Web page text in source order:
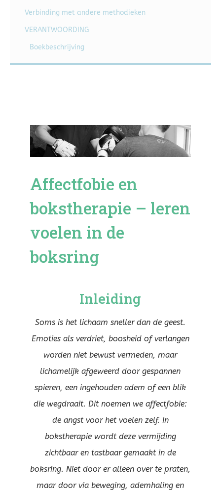
Verbinding met andere methodieken
VERANTWOORDING
Boekbeschrijving
Affectfobie en
bokstherapie – leren
voelen in de
boksring
Inleiding
Soms is het lichaam sneller dan de geest.
Emoties als verdriet, boosheid of verlangen
worden niet bewust vermeden, maar
lichamelijk afgeweerd door gespannen
spieren, een ingehouden adem of een blik
die wegdraait. Dit noemen we affectfobie:
de angst voor het voelen zelf. In
bokstherapie wordt deze vermijding
zichtbaar en tastbaar gemaakt in de
boksring. Niet door er alleen over te praten,
maar door via beweging, ademhaling en